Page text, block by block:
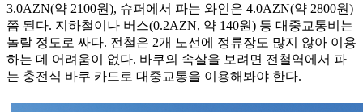
3.0AZN(약 2100원), 슈퍼에서 파는 와인은 4.0AZN(약 2800원)
쯤 된다. 지하철이나 버스(0.2AZN, 약 140원) 등 대중교통비는
놀랄 정도로 싸다. 전철은 2개 노선에 정류장도 많지 않아 이용
하는 데 어려움이 없다. 바쿠의 속살을 보려면 전철역에서 파
는 충전식 바쿠 카드로 대중교통을 이용해봐야 한다.